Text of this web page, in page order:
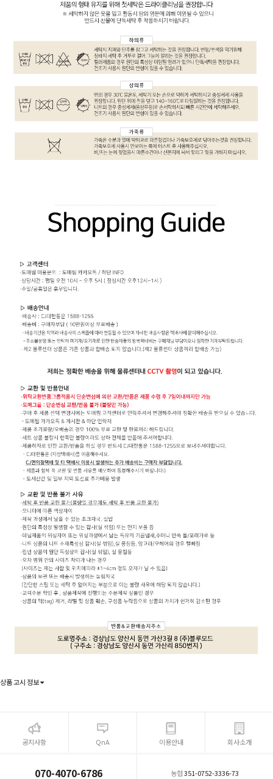
상품 고시 정보
공지사항 QnA 이용안내 회사소개
070-4070-6786 농협351-0752-3336-73